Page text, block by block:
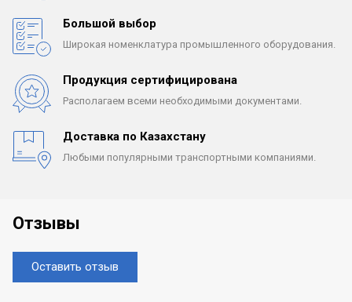
Большой выбор
Широкая номенклатура промышленного оборудования.
Продукция сертифицирована
Располагаем всеми необходимыми документами.
Доставка по Казахстану
Любыми популярными транспортными компаниями.
Отзывы
Оставить отзыв